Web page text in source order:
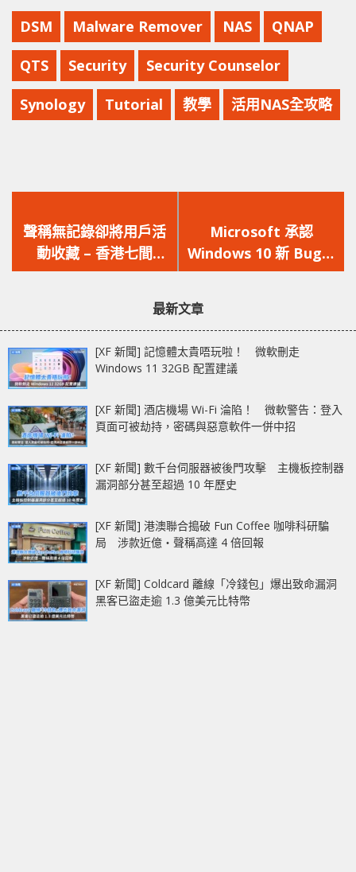
DSM Malware Remover NAS QNAP
QTS Security Security Counselor
Synology Tutorial 教學 活用NAS全攻略
一
篇
文
聲稱無記錄卻將用戶活
動收藏 – 香港七間
VPN 供應商讓 2 千萬
一
篇
文
Microsoft 承認
Windows 10 新 Bug：
錯誤顯示沒有網絡連接
最新文章
[XF 新聞] 記憶體太貴唔玩啦！ 微軟刪走
Windows 11 32GB 配置建議
[XF 新聞] 酒店機場 Wi-Fi 淪陷！ 微軟警告：登入
頁面可被劫持，密碼與惡意軟件一併中招
[XF 新聞] 數千台伺服器被後門攻擊 主機板控制器
漏洞部分甚至超過 10 年歷史
[XF 新聞] 港澳聯合搗破 Fun Coffee 咖啡科研騙
局 涉款近億‧聲稱高達 4 倍回報
[XF 新聞] Coldcard 離線「冷錢包」爆出致命漏洞
黑客已盜走逾 1.3 億美元比特幣